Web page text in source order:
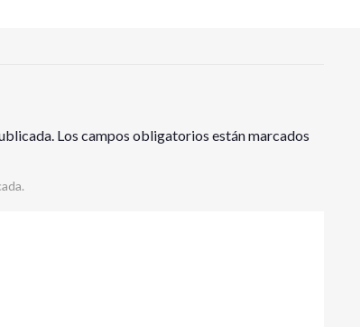
Los campos obligatorios están marcados